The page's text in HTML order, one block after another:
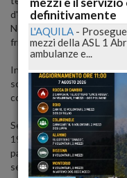
d'olio negli alberghi e nei
Non fanno eccezione i
friendly'.
Insomma, una buona fetta
scoraggiano l'ingresso
coppie definite 'childfree',
Secondo i dati Ocse, in
1965 non ha avuto figli.
paffuti, pannolini e
senza figli siano in aumento.
definitivamente
L'AQUILA -
mezzi della ASL 1
ambulanze e...